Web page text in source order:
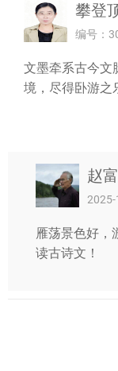
攀登
编号：
文墨牵系古今文
境，尽得卧游之
赵
2025-
雁荡景色好，
读古诗文！